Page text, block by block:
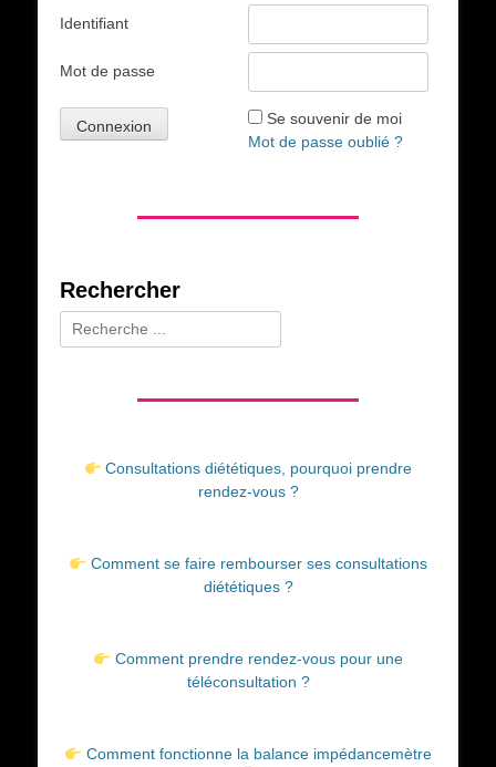
Identifiant
Mot de passe
Se souvenir de moi
Mot de passe oublié ?
Rechercher
Rechercher :
Consultations diététiques, pourquoi prendre
rendez-vous ?
Comment se faire rembourser ses consultations
diététiques ?
Comment prendre rendez-vous pour une
téléconsultation ?
Comment fonctionne la balance impédancemètre